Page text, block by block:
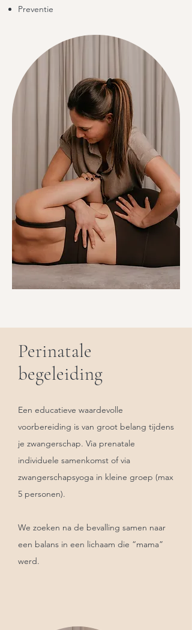
Preventie
Perinatale
begeleiding
Een educatieve waardevolle
voorbereiding is van groot belang tijdens
je zwangerschap. Via prenatale
individuele samenkomst of via
zwangerschapsyoga in kleine groep (max
5 personen).
We zoeken na de bevalling samen naar
een balans in een lichaam die “mama”
werd.